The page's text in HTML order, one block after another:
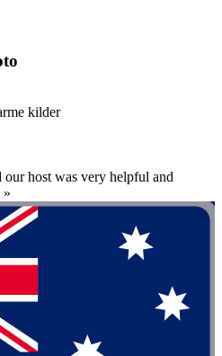
kilder
host was very helpful and
»